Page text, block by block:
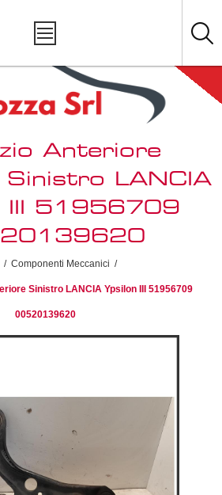
Anteriore
LANCIA
III 51956709
/ Componenti Meccanici /
Sinistro LANCIA Ypsilon III 51956709
00520139620